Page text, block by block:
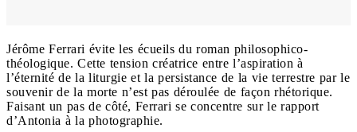
Jérôme Ferrari évite les écueils du roman philosophico-
théologique. Cette tension créatrice entre l’aspiration à
l’éternité de la liturgie et la persistance de la vie terrestre par le
souvenir de la morte n’est pas déroulée de façon rhétorique.
Faisant un pas de côté, Ferrari se concentre sur le rapport
d’Antonia à la photographie.